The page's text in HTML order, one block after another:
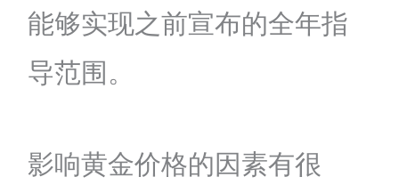
能够实现之前宣布的全年指
导范围。
影响黄金价格的因素有很